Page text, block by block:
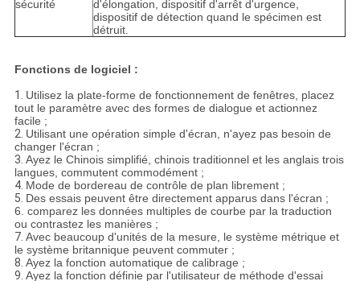
sécurité
d'élongation, dispositif d'arrêt d'urgence,
dispositif de détection quand le spécimen est
détruit.
Fonctions de logiciel :
1. Utilisez la plate-forme de fonctionnement de fenêtres, placez
tout le paramètre avec des formes de dialogue et actionnez
facile ;
2. Utilisant une opération simple d'écran, n'ayez pas besoin de
changer l'écran ;
3. Ayez le Chinois simplifié, chinois traditionnel et les anglais trois
langues, commutent commodément ;
4. Mode de bordereau de contrôle de plan librement ;
5. Des essais peuvent être directement apparus dans l'écran ;
6. comparez les données multiples de courbe par la traduction
ou contrastez les manières ;
7. Avec beaucoup d'unités de la mesure, le système métrique et
le système britannique peuvent commuter ;
8. Ayez la fonction automatique de calibrage ;
9. Ayez la fonction définie par l'utilisateur de méthode d'essai